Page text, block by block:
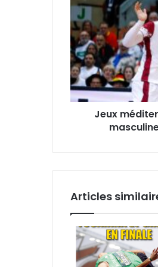
2026
-
-
Les
sélections
masculine
et
féminine
Jeux
Articles